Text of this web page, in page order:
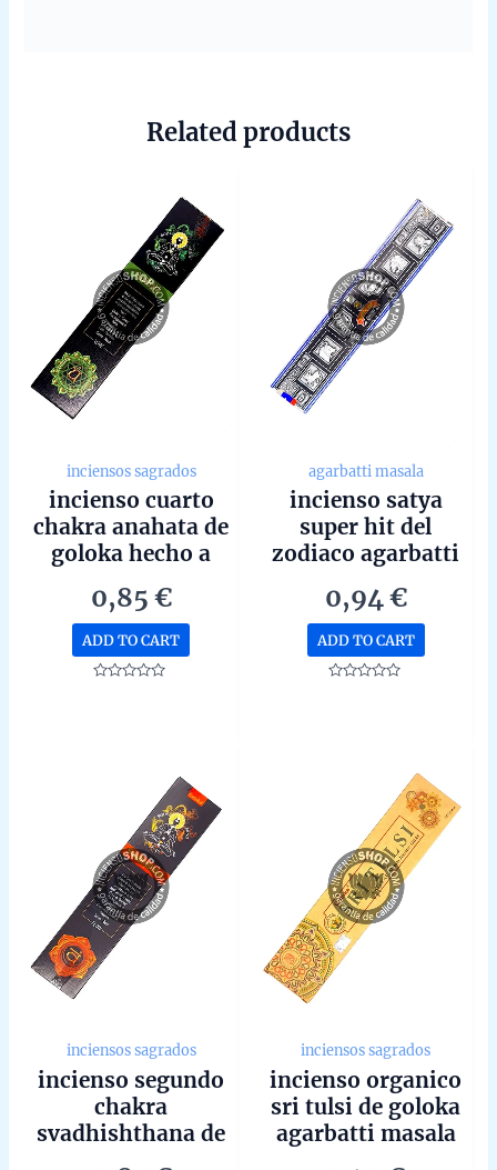
Related products
inciensos sagrados
incienso cuarto
chakra anahata de
goloka hecho a
unidad de 15g
0,85 €
ADD TO CART
agarbatti masala
incienso satya
super hit del
zodiaco agarbatti
mano en bangalore
unidad de 15g
0,94€
ADD TO CART
inciensos sagrados
incienso segundo
chakra
svadhishthana de
inciensos sagrados
incienso organico
sri tulsi de goloka
agarbatti masala